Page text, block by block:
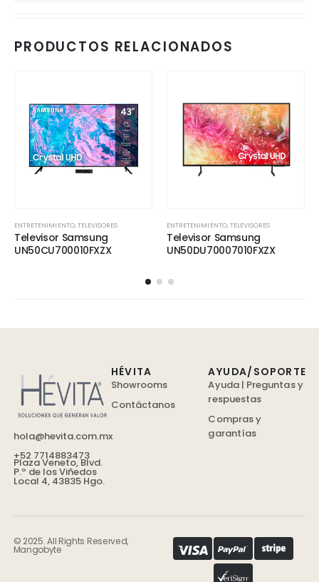
PRODUCTOS RELACIONADOS
ENTRETENIMIENTO,TELEVISORES
Televisor Samsung
UN50CU700010FXZX
ENTRETENIMIENTO,TELEVISORES
Televisor Samsung
UN50DU70007010FXZX
hola@hevita.com.mx
+52 7714883473
Plaza Veneto, Blvd.
P.º de los Viñedos
Local 4, 43835 Hgo.
HÉVITA
Showrooms
Contáctanos
AYUDA/SOPORTE
Ayuda | Preguntas y
respuestas
Compras y
garantías
© 2025. All Rights Reserved,
Mangobyte